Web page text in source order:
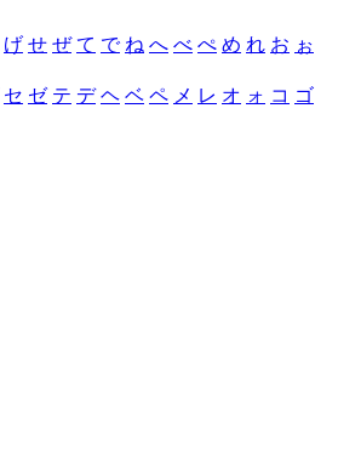
げ せ ぜ て で ね へ べ ぺ め れ お ぉ
セ ゼ テ デ ヘ ベ ペ メ レ オ ォ コ ゴ